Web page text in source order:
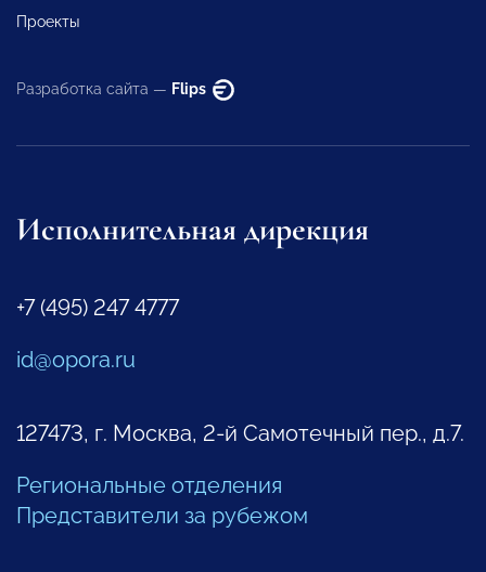
Проекты
Разработка сайта — Flips
Исполнительная дирекция
+7 (495) 247 4777
id@opora.ru
127473, г. Москва, 2-й Самотечный пер., д.7.
Региональные отделения
Представители за рубежом